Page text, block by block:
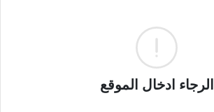
الرجاء ادخال الموقع